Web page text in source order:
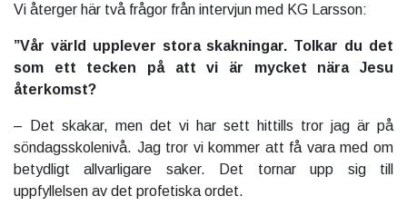
Vi återger här två frågor från intervjun med KG Larsson:
”Vår värld upplever stora skakningar. Tolkar du det
som ett tecken på att vi är mycket nära Jesu
återkomst?
– Det skakar, men det vi har sett hittills tror jag är på
söndagsskolenivå. Jag tror vi kommer att få vara med om
betydligt allvarligare saker. Det tornar upp sig till
uppfyllelsen av det profetiska ordet.